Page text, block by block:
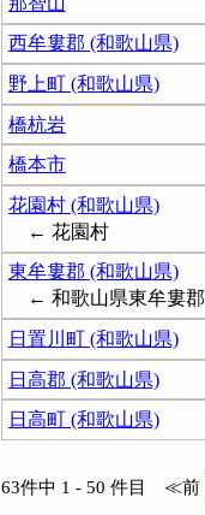
西牟婁郡 (和歌山県)
野上町 (和歌山県)
橋杭岩
橋本市
花園村 (和歌山県)
← 花園村
東牟婁郡 (和歌山県)
← 和歌山県東牟婁郡
日置川町 (和歌山県)
日高郡 (和歌山県)
日高町 (和歌山県)
63件中 1 - 50 件目 ≪前